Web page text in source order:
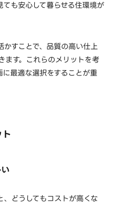
ても安心して暮らせる住環境が
かすことで、品質の高い仕上
ます。これらのメリットを考
に最適な選択をすることが重
ト
、どうしてもコストが高くな